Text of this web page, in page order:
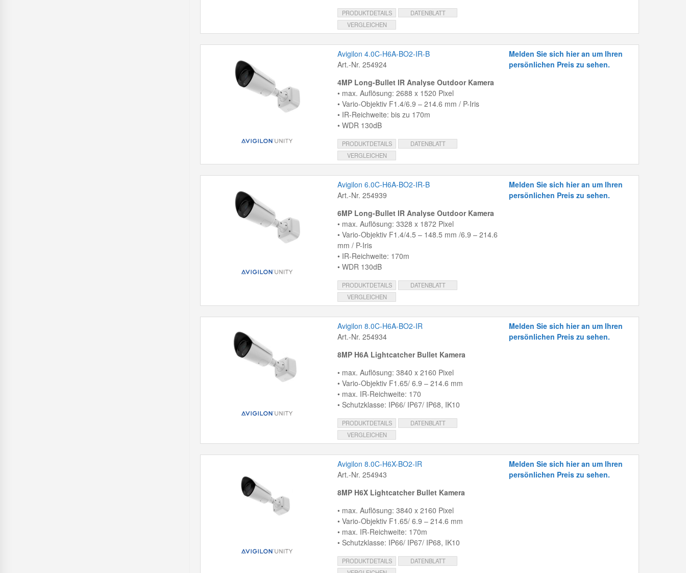
PRODUKTDETAILS
DATENBLATT
VERGLEICHEN
Avigilon 4.0C-H6A-BO2-IR-B
Art.-Nr. 254924
4MP Long-Bullet IR Analyse Outdoor Kamera
• max. Auflösung: 2688 x 1520 Pixel
• Vario-Objektiv F1.4/6.9 – 214.6 mm / P-Iris
• IR-Reichweite: bis zu 170m
• WDR 130dB
PRODUKTDETAILS
DATENBLATT
VERGLEICHEN
Melden Sie sich hier an um Ihren
persönlichen Preis zu sehen.
Avigilon 6.0C-H6A-BO2-IR-B
Art.-Nr. 254939
6MP Long-Bullet IR Analyse Outdoor Kamera
• max. Auflösung: 3328 x 1872 Pixel
• Vario-Objektiv F1.4/4.5 – 148.5 mm /6.9 – 214.6
mm / P-Iris
• IR-Reichweite: 170m
• WDR 130dB
PRODUKTDETAILS
DATENBLATT
VERGLEICHEN
Melden Sie sich hier an um Ihren
persönlichen Preis zu sehen.
Avigilon 8.0C-H6A-BO2-IR
Art.-Nr. 254934
8MP H6A Lightcatcher Bullet Kamera
• max. Auflösung: 3840 x 2160 Pixel
• Vario-Objektiv F1.65/ 6.9 – 214.6 mm
• max. IR-Reichweite: 170
• Schutzklasse: IP66/ IP67/ IP68, IK10
PRODUKTDETAILS
DATENBLATT
VERGLEICHEN
Melden Sie sich hier an um Ihren
persönlichen Preis zu sehen.
Avigilon 8.0C-H6X-BO2-IR
Art.-Nr. 254943
8MP H6X Lightcatcher Bullet Kamera
• max. Auflösung: 3840 x 2160 Pixel
• Vario-Objektiv F1.65/ 6.9 – 214.6 mm
• max. IR-Reichweite: 170m
• Schutzklasse: IP66/ IP67/ IP68, IK10
PRODUKTDETAILS
DATENBLATT
Melden Sie sich hier an um Ihren
persönlichen Preis zu sehen.